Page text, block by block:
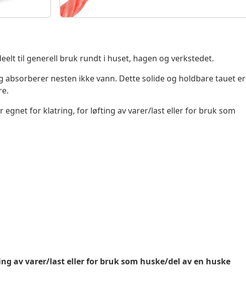
til generell bruk rundt i huset, hagen og verkstedet.
absorberer nesten ikke vann. Dette solide og holdbare tauet er
egnet for klatring, for løfting av varer/last eller for bruk som
av varer/last eller for bruk som huske/del av en huske